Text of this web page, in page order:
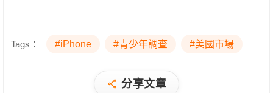
Tags： #iPhone #青少年調查 #美國市場
分享文章